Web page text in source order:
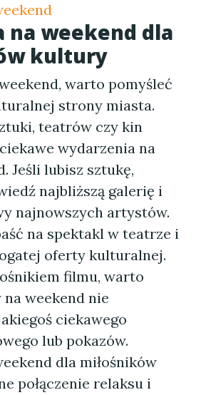
na weekend dla
kultury
warto pomyśleć
strony miasta.
teatrów czy kin
wydarzenia na
Jeśli lubisz sztukę,
najbliższą galerię i
najnowszych artystów.
na spektakl w teatrze i
oferty kulturalnej.
filmu, warto
weekend nie
ciekawego
lub pokazów.
dla miłośników
połączenie relaksu i